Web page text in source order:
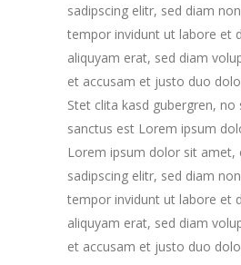
sadipscing elitr, sed diam
tempor invidunt ut labore et
aliquyam erat, sed diam
et accusam et justo duo
Stet clita kasd gubergren, no
sanctus est Lorem ipsum
Lorem ipsum dolor sit amet,
sadipscing elitr, sed diam
tempor invidunt ut labore et
aliquyam erat, sed diam
et accusam et justo duo